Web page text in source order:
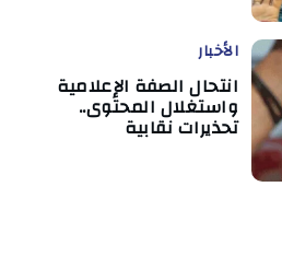
الأخبار
انتحال الصفة الإعلامية
واستغلال المحتوى..
تحذيرات نقابية